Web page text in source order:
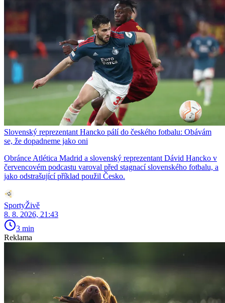
Slovenský reprezentant Hancko pálí do českého fotbalu: Obávám
se, že dopadneme jako oni
Obránce Atlética Madrid a slovenský reprezentant Dávid Hancko v
červencovém podcastu varoval před stagnací slovenského fotbalu, a
jako odstrašující příklad použil Česko.
SportyŽivě
8. 8. 2026, 21:43
3 min
Reklama